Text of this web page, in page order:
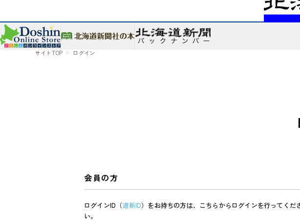
サイトTOP ログイン
会員の方
ログインID（道新ID）をお持ちの方は、こちらからログインを行ってくだ
い。